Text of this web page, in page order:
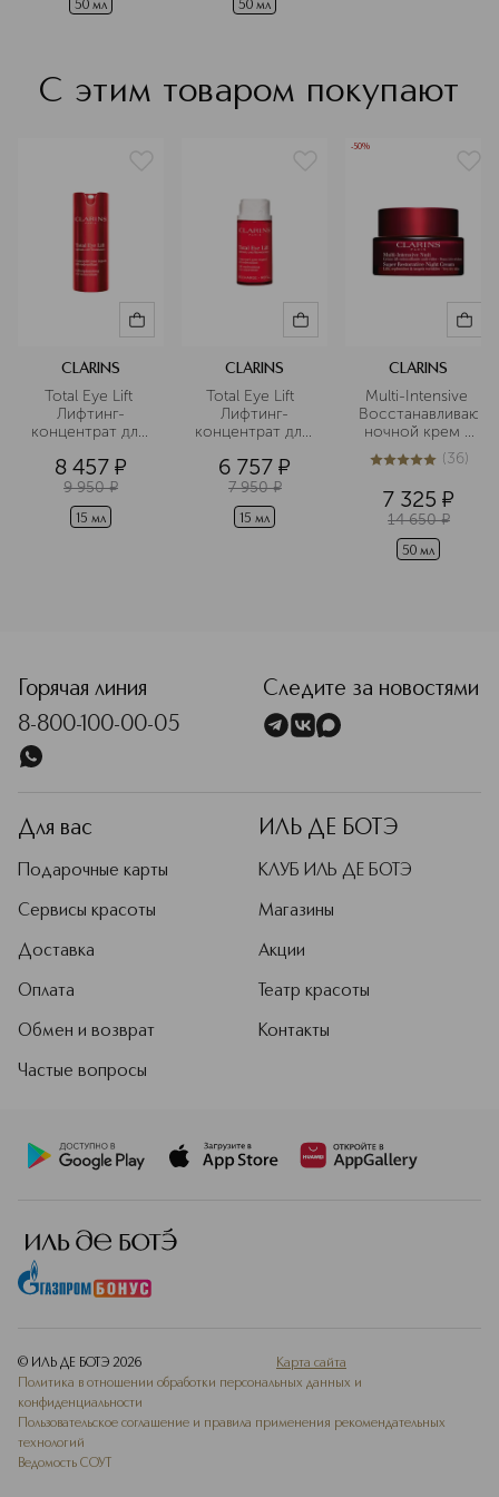
кожей, которой нужна особая
50 мл 50 мл
С этим товаром покупают
CLARINS
Total Eye Lift
Лифтинг-
концентрат для
глаз с
восстанавливающим
8 457 ¤
9 950 ¤
15 мл
CLARINS
Total Eye Lift
Лифтинг-
концентрат для
глаз с
восстанавливающим
действием
(сменный блок)
6 757 ¤
7 950 ¤
15 мл
-50%
CLARINS
Multi-Intensive
ночной крем с
эффектом
лифтинга для
5из 536 (36)
7 325 ¤
14 650 ¤
50 мл
Горячая линия
8-800-100-00-05
Следите за новостями
Для вас
Подарочные карты
Сервисы красоты
Доставка
Оплата
Обмен и возврат
Частые вопросы
ИЛЬ ДЕ БОТЭ
КЛУБ ИЛЬ ДЕ БОТЭ
Магазины
Акции
Театр красоты
Контакты
© ИЛЬ ДЕ БОТЭ 2026
Карта сайта
Политика в отношении обработки персональных данных и
конфиденциальности
Пользовательское соглашение и правила применения рекомендательных
технологий
Ведомость СОУТ